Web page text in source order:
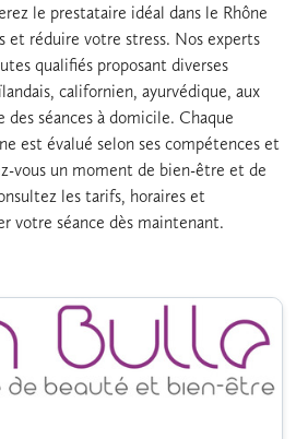
le prestataire idéal dans le Rhône
et réduire votre stress. Nos experts
qualifiés proposant diverses
californien, ayurvédique, aux
des séances à domicile. Chaque
est évalué selon ses compétences et
vous un moment de bien-être et de
les tarifs, horaires et
votre séance dès maintenant.